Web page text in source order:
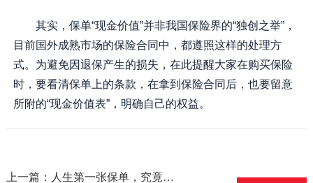
其实，保单“现金价值”并非我国保险界的“独创之举”，
目前国外成熟市场的保险合同中，都遵照这样的处理方
式。为避免因退保产生的损失，在此提醒大家在购买保险
时，要看清保单上的条款，在拿到保险合同后，也要留意
所附的“现金价值表”，明确自己的权益。
上一篇：人生第一张保单，究竟该选哪一种？－－摘选自保监会